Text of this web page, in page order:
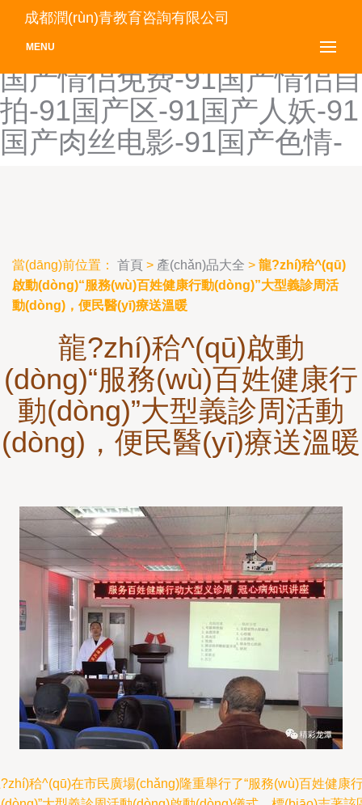
91国产免费视频-91国产牛
牛碰-91国产啪-91国产片-91
国产情侣免费-91国产情侣自
拍-91国产区-91国产人妖-91
国产肉丝电影-91国产色情-
成都潤(rùn)青教育咨詢有限公司
MENU
當(dāng)前位置： 首頁 > 產(chǎn)品大全 > 龍?zhí)秴^(qū)
啟動(dòng)“服務(wù)百姓健康行動(dòng)”大型義診周活
動(dòng)，便民醫(yī)療送溫暖
龍?zhí)秴^(qū)啟動
(dòng)“服務(wù)百姓健康行
動(dòng)”大型義診周活動
(dòng)，便民醫(yī)療送溫暖
秴^(qū)在市民廣場(chǎng)隆重舉行了“服務(wù)百姓健康